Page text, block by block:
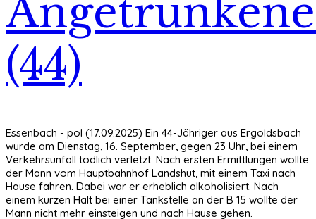
(44)
Essenbach - pol (17.09.2025) Ein 44-Jähriger aus Ergoldsbach
wurde am Dienstag, 16. September, gegen 23 Uhr, bei einem
Verkehrsunfall tödlich verletzt. Nach ersten Ermittlungen wollte
der Mann vom Hauptbahnhof Landshut, mit einem Taxi nach
Hause fahren. Dabei war er erheblich alkoholisiert. Nach
einem kurzen Halt bei einer Tankstelle an der B 15 wollte der
Mann nicht mehr einsteigen und nach Hause gehen.